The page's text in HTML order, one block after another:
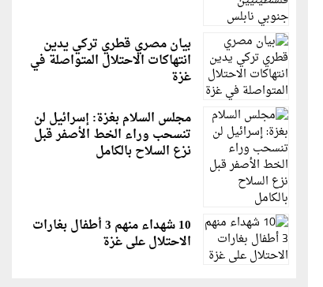
بيان مصري قطري تركي يدين
انتهاكات الاحتلال المتواصلة في
غزة
مجلس السلام بغزة: إسرائيل لن
تنسحب وراء الخط الأصفر قبل
نزع السلاح بالكامل
10 شهداء منهم 3 أطفال بغارات
الاحتلال على غزة